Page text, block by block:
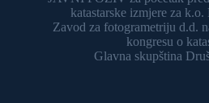
katastarske izmjere za
Zavod za fotogrametriju d.d.
kongresu o
Glavna skupština